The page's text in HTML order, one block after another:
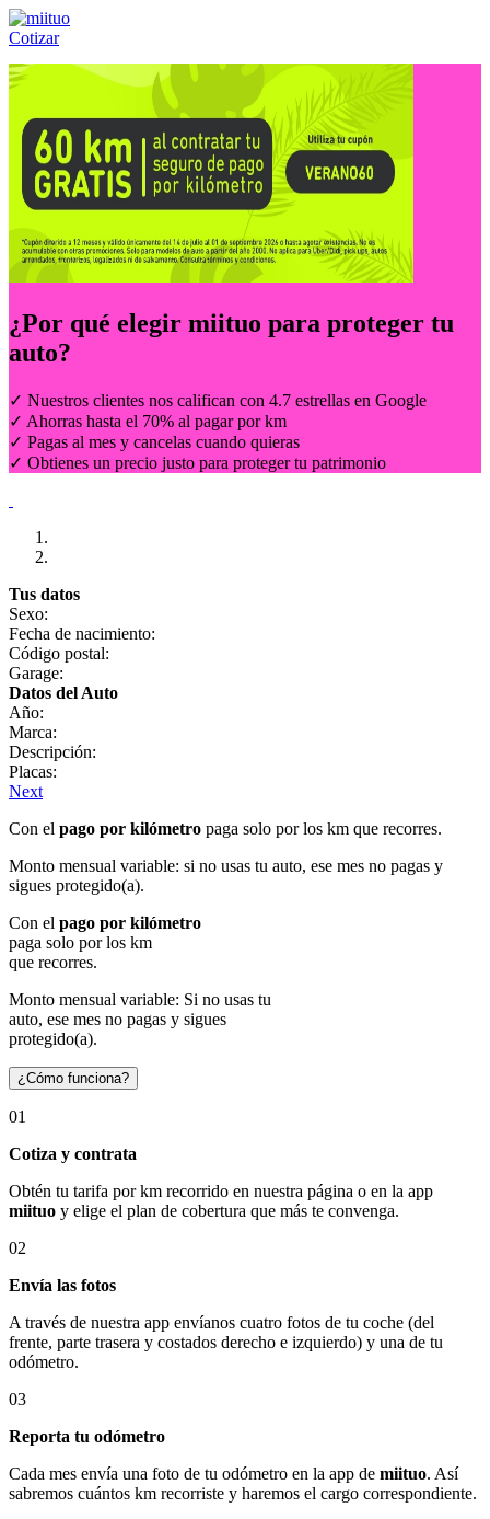
Cotizar
Llámanos al:(55) 84-21-05-00 ó
¿Por qué elegir miituo para proteger tu
auto?
✓ Nuestros clientes nos califican con 4.7 estrellas en Google
✓ Ahorras hasta el 70% al pagar por km
✓ Pagas al mes y cancelas cuando quieras
✓ Obtienes un precio justo para proteger tu patrimonio
Tus datos
Sexo:
Fecha de nacimiento:
Código postal:
Garage:
Datos del Auto
Año:
Marca:
Descripción:
Placas:
Next
Con el pago por kilómetro paga solo por los km que recorres.
Monto mensual variable: si no usas tu auto, ese mes no pagas y
sigues protegido(a).
Con el pago por kilómetro
paga solo por los km
que recorres.
Monto mensual variable: Si no usas tu
auto, ese mes no pagas y sigues
protegido(a).
¿Cómo funciona?
01
Cotiza y contrata
Obtén tu tarifa por km recorrido en nuestra página o en la app
miituo y elige el plan de cobertura que más te convenga.
02
Envía las fotos
A través de nuestra app envíanos cuatro fotos de tu coche (del
frente, parte trasera y costados derecho e izquierdo) y una de tu
odómetro.
03
Reporta tu odómetro
Cada mes envía una foto de tu odómetro en la app de miituo. Así
sabremos cuántos km recorriste y haremos el cargo correspondiente.